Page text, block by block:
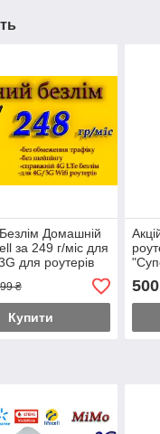
Домашній
за 249 г/міс для
для роутерів
₴
Купити
500